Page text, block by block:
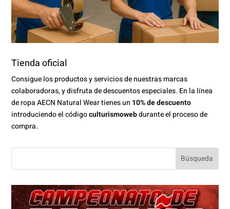
Tienda oficial
Consigue los productos y servicios de nuestras marcas
colaboradoras, y disfruta de descuentos especiales. En la línea
de ropa AECN Natural Wear tienes un 10% de descuento
introduciendo el códigoculturismowebdurante el proceso de
compra.